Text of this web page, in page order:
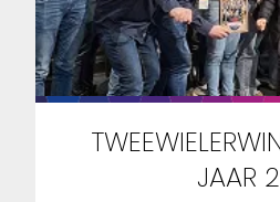
JAAR